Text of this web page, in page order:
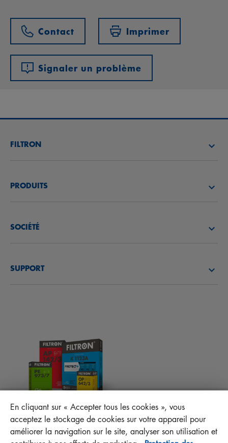
Contact Imprimer
Signaler un problème
FILTRON
TROUVEZ UN DISTRIBUTEUR
PRODUITS
PROTECT+
SOCIÉTÉ
SUPPORT
FAQ
MANN+HUMMEL FT Poland
Sp. z o. o. Sp. k.
En cliquant sur « Accepter tous les cookies », vous
acceptez le stockage de cookies sur votre appareil pour
améliorer la navigation sur le site, analyser son utilisation et